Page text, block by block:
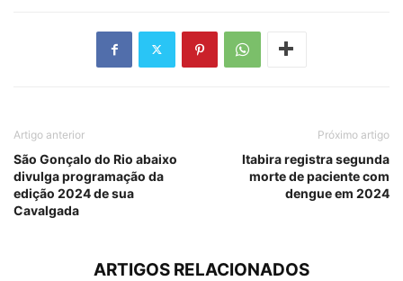
Artigo anterior
São Gonçalo do Rio abaixo
divulga programação da
edição 2024 de sua
Cavalgada
Próximo artigo
Itabira registra segunda
morte de paciente com
dengue em 2024
ARTIGOS RELACIONADOS